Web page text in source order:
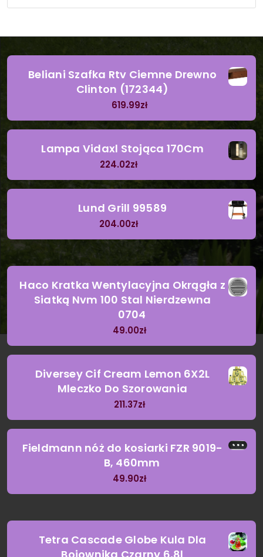
Beliani Szafka Rtv Ciemne Drewno
Clinton (172344)
619.99zł
Lampa Vidaxl Stojąca 170Cm
224.02zł
Lund Grill 99589
204.00zł
Haco Kratka Wentylacyjna Okrągła z
Siatką Nvm 100 Stal Nierdzewna
0704
49.00zł
Diversey Cif Cream Lemon 6X2L
Mleczko Do Szorowania
211.37zł
Fieldmann nóż do kosiarki FZR 9019-
B, 460mm
49.90zł
Tetra Cascade Globe Kula Dla